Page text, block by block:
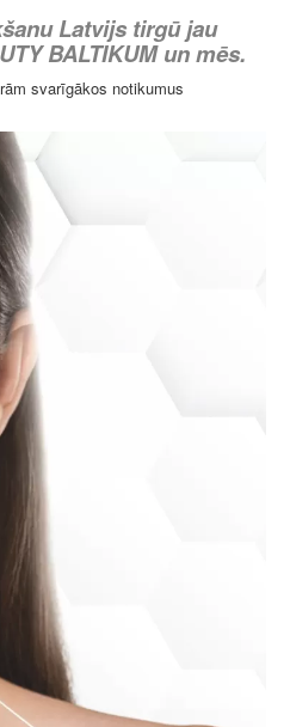
Latvijs tirgū jau
BALTIKUM un mēs.
svarīgākos notikumus